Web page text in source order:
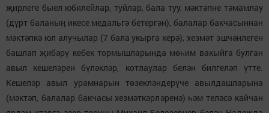
җирлеге быел юбилейлар, туйлар, бала туу, мәктәпне тәмамлау
(дүрт баланың икесе медальгә бетергән), балалар бакчасыннан
мәктәпкә юл алучылар (7 бала укырга керә), хезмәт эшчәнлеген
башлап җибәрү кебек тормышларында мөһим вакыйга булган
авыл кешеләрен бүләкләр, котлаулар белән билгеләп үтте.
Кешеләр авыл урамнарын төзекләндерүче авылдашларына
(мәктәп, балалар бакчасы хезмәткәрләренә) һәм теләсә кайчан